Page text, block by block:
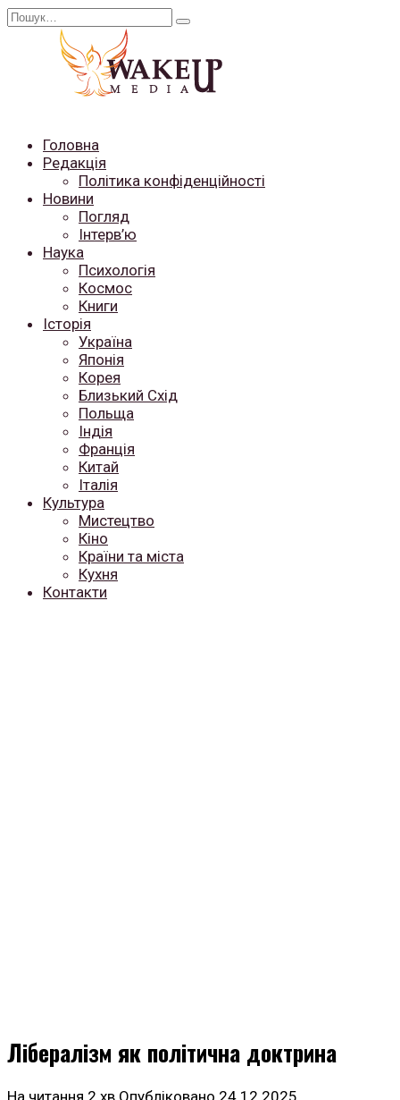
Перейти
Search
Головна
Редакція
Політика конфіденційності
Новини
Погляд
Інтерв’ю
Наука
Психологія
Космос
Книги
Історія
Україна
Японія
Корея
Близький Схід
Польща
Індія
Франція
Китай
Італія
Культура
Мистецтво
Кіно
Країни та міста
Кухня
Контакти
Лібералізм як політична доктрина